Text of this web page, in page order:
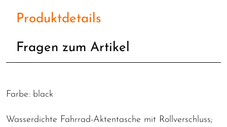
Produktdetails
Fragen zum Artikel
Farbe: black
Wasserdichte Fahrrad-Aktentasche mit Rollverschluss;